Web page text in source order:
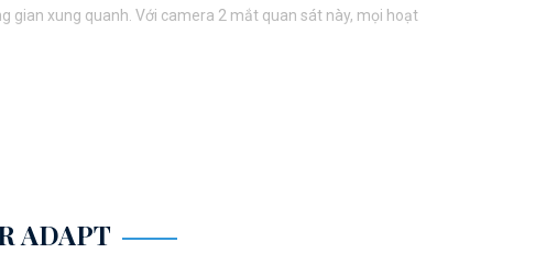
gian xung quanh. Với camera 2 mắt quan sát này, mọi hoạt
ADAPT